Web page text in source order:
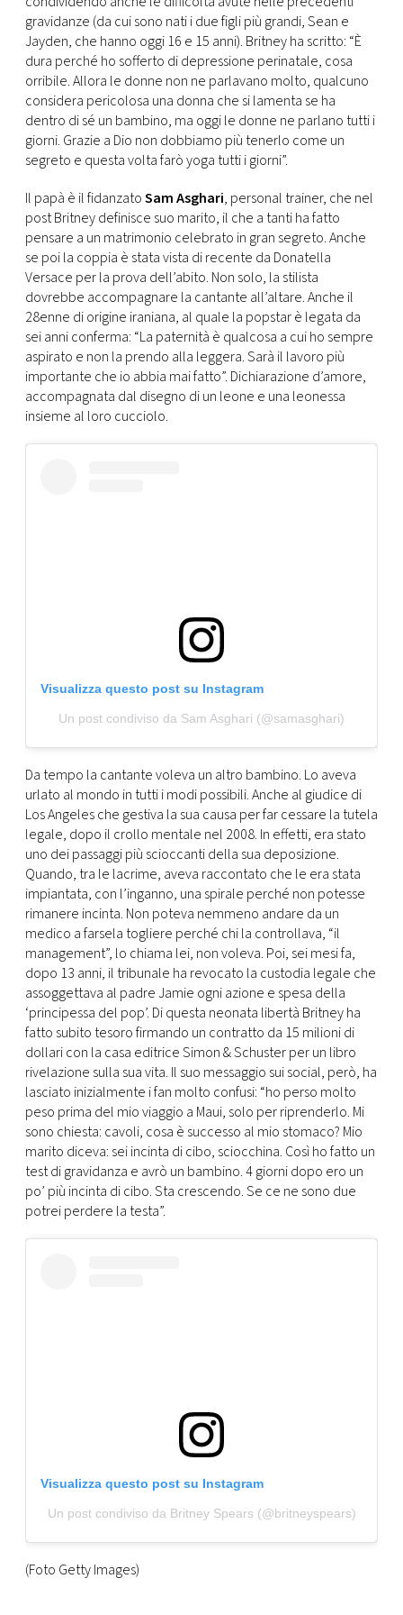
CONSIGLIA
gravidanze (da cui sono nati i due figli più grandi, Sean e
Jayden, che hanno oggi 16 e 15 anni). Britney ha scritto: “È
dura perché ho sofferto di depressione perinatale, cosa
orribile. Allora le donne non ne parlavano molto, qualcuno
considera pericolosa una donna che si lamenta se ha
dentro di sé un bambino, ma oggi le donne ne parlano tutti i
giorni. Grazie a Dio non dobbiamo più tenerlo come un
segreto e questa volta farò yoga tutti i giorni”.
Il papà è il fidanzatoSam Asghari, personal trainer, che nel
post Britney definisce suo marito, il che a tanti ha fatto
pensare a un matrimonio celebrato in gran segreto. Anche
se poi la coppia è stata vista di recente da Donatella
Versace per la prova dell’abito. Non solo, la stilista
dovrebbe accompagnare la cantante all’altare. Anche il
28enne di origine iraniana, al quale la popstar è legata da
sei anni conferma: “La paternità è qualcosa a cui ho sempre
aspirato e non la prendo alla leggera. Sarà il lavoro più
importante che io abbia mai fatto”. Dichiarazione d’amore,
accompagnata dal disegno di un leone e una leonessa
insieme al loro cucciolo.
Visualizza questo post su Instagram
Un post condiviso da Sam Asghari (@samasghari)
Da tempo la cantante voleva un altro bambino. Lo aveva
urlato al mondo in tutti i modi possibili. Anche al giudice di
Los Angeles che gestiva la sua causa per far cessare la tutela
legale, dopo il crollo mentale nel 2008. In effetti, era stato
uno dei passaggi più scioccanti della sua deposizione.
Quando, tra le lacrime, aveva raccontato che le era stata
impiantata, con l’inganno, una spirale perché non potesse
rimanere incinta. Non poteva nemmeno andare da un
medico a farsela togliere perché chi la controllava, “il
management”, lo chiama lei, non voleva. Poi, sei mesi fa,
dopo 13 anni, il tribunale ha revocato la custodia legale che
assoggettava al padre Jamie ogni azione e spesa della
‘principessa del pop’. Di questa neonata libertà Britney ha
fatto subito tesoro firmando un contratto da 15 milioni di
dollari con la casa editrice Simon & Schuster per un libro
rivelazione sulla sua vita. Il suo messaggio sui social, però, ha
lasciato inizialmente i fan molto confusi: “ho perso molto
peso prima del mio viaggio a Maui, solo per riprenderlo. Mi
sono chiesta: cavoli, cosa è successo al mio stomaco? Mio
marito diceva: sei incinta di cibo, sciocchina. Così ho fatto un
test di gravidanza e avrò un bambino. 4 giorni dopo ero un
po’ più incinta di cibo. Sta crescendo. Se ce ne sono due
potrei perdere la testa”.
Visualizza questo post su Instagram
Un post condiviso da Britney Spears (@britneyspears)
(Foto Getty Images)